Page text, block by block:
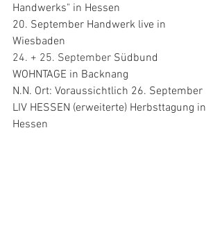
Handwerks" in Hessen
20. September Handwerk live in
Wiesbaden
24. + 25. September Südbund
WOHNTAGE in Backnang
N.N. Ort: Voraussichtlich 26. September
LIV HESSEN (erweiterte) Herbsttagung in
Hessen